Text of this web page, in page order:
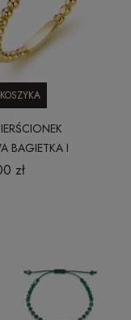
BAGIETKA I
ZŁOTO 585 CITY
zł